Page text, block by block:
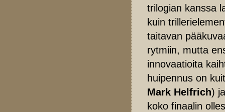
trilogian kanssa
kuin
taitavan
rytmiin, mutta
innovaatioita
huipennus on
Mark Helfrich)
koko finaalin